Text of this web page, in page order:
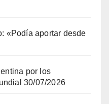
«Podía aportar desde
por los
30/07/2026